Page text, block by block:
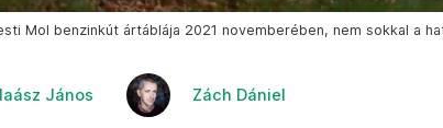
Mol benzinkút ártáblája 2021 novemberében, nem sokkal a
János Zách Dániel